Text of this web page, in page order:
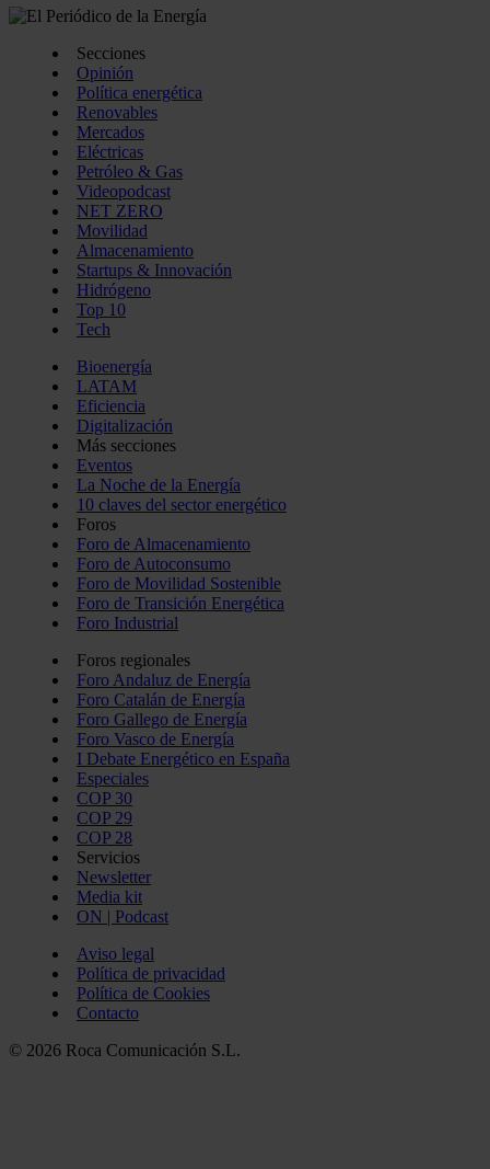
Secciones
Opinión
Política energética
Renovables
Mercados
Eléctricas
Petróleo & Gas
Videopodcast
NET ZERO
Movilidad
Almacenamiento
Startups & Innovación
Hidrógeno
Top 10
Tech
Bioenergía
LATAM
Eficiencia
Digitalización
Más secciones
Eventos
La Noche de la Energía
10 claves del sector energético
Foros
Foro de Almacenamiento
Foro de Autoconsumo
Foro de Movilidad Sostenible
Foro de Transición Energética
Foro Industrial
Foros regionales
Foro Andaluz de Energía
Foro Catalán de Energía
Foro Gallego de Energía
Foro Vasco de Energía
I Debate Energético en España
Especiales
COP 30
COP 29
COP 28
Servicios
Newsletter
Media kit
ON | Podcast
Aviso legal
Política de privacidad
Política de Cookies
Contacto
© 2026 Roca Comunicación S.L.